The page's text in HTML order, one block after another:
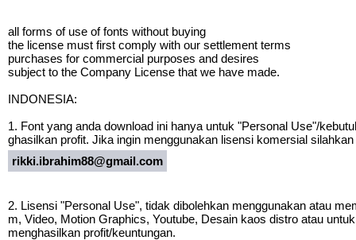
all forms of use of fonts without buying
the license must first comply with our settlement terms
purchases for commercial purposes and desires
subject to the Company License that we have made.
INDONESIA:
1. Font yang anda download ini hanya untuk "Personal Use"/
ghasilkan profit. Jika ingin menggunakan lisensi komersial
rikki.ibrahim88@gmail.com
2. Lisensi "Personal Use", tidak dibolehkan menggunakan atau
m, Video, Motion Graphics, Youtube, Desain kaos distro atau
menghasilkan profit/keuntungan.